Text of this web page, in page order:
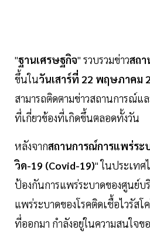
"ฐานเศรษฐกิจ" รวบรวมข่าวสถ
ขึ้นในวันเสาร์ที่ 22 พฤษภาคม
สามารถติดตามข่าวสถานการณ์แ
ที่เกี่ยวข้องที่เกิดขึ้นตลอดทั้งวัน
หลังจากสถานการณ์การแพร่ระ
วิด-19 (Covid-19)" ในประเทศ
ป้องกันการแพร่ระบาดของศูนย์บ
แพร่ระบาดของโรคติดเชื้อไวรัส
ที่ออกมา กำลังอยู่ในความสนใจข